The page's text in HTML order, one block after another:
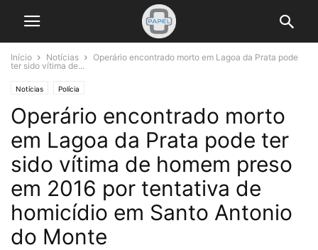
Início Notícias
Operário encontrado morto em Lagoa da Prata pode
ter sido vítima de...
Notícias Polícia
Operário encontrado morto
em Lagoa da Prata pode ter
sido vítima de homem preso
em 2016 por tentativa de
homicídio em Santo Antonio
do Monte